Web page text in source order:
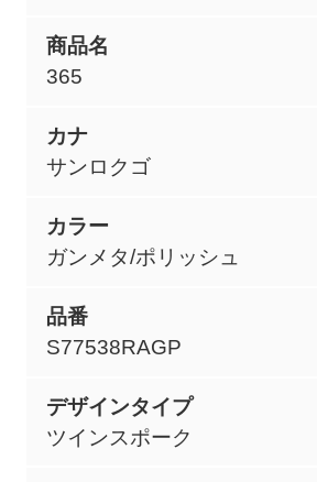
商品名
365
カナ
サンロクゴ
カラー
ガンメタ/ポリッシュ
品番
S77538RAGP
デザインタイプ
ツインスポーク